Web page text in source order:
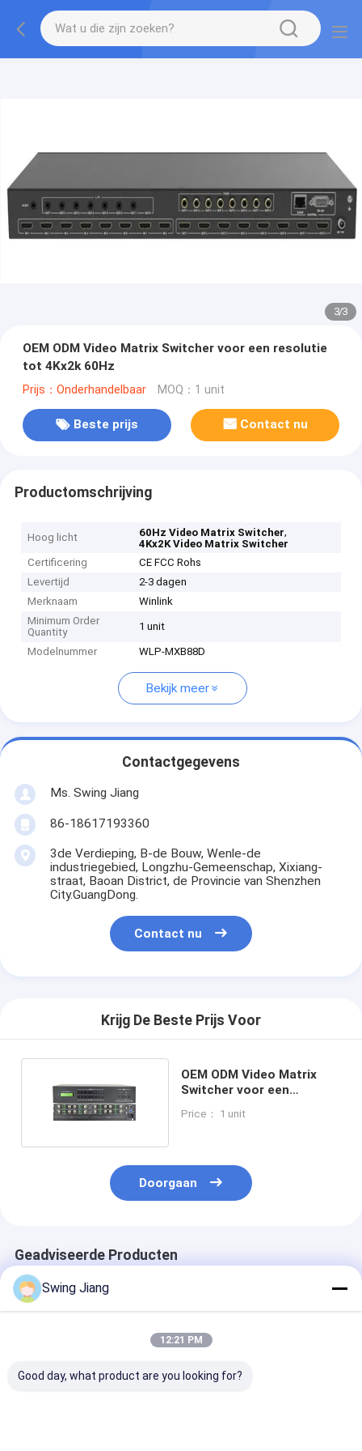
3/3
OEM ODM Video Matrix Switcher voor een resolutie
tot 4Kx2k 60Hz
Prijs：Onderhandelbaar MOQ：1 unit
Beste prijs Contact nu
Productomschrijving
Hoog licht 60Hz Video Matrix Switcher,
4Kx2K Video Matrix Switcher
Certificering
CE FCC Rohs
Levertijd
2-3 dagen
Merknaam
Winlink
Minimum Order
Quantity
1 unit
Modelnummer WLP-MXB88D
Bekijk meer
Contactgegevens
Ms. Swing Jiang
86-18617193360
3de Verdieping, B-de Bouw, Wenle-de
industriegebied, Longzhu-Gemeenschap, Xixiang-
straat, Baoan District, de Provincie van Shenzhen
City.GuangDong.
Contact nu
Krijg De Beste Prijs Voor
OEM ODM Video Matrix
Switcher voor een
Price： 1 unit
Doorgaan
Geadviseerde Producten
Swing Jiang
12:21 PM
Good day, what product are you looking for?